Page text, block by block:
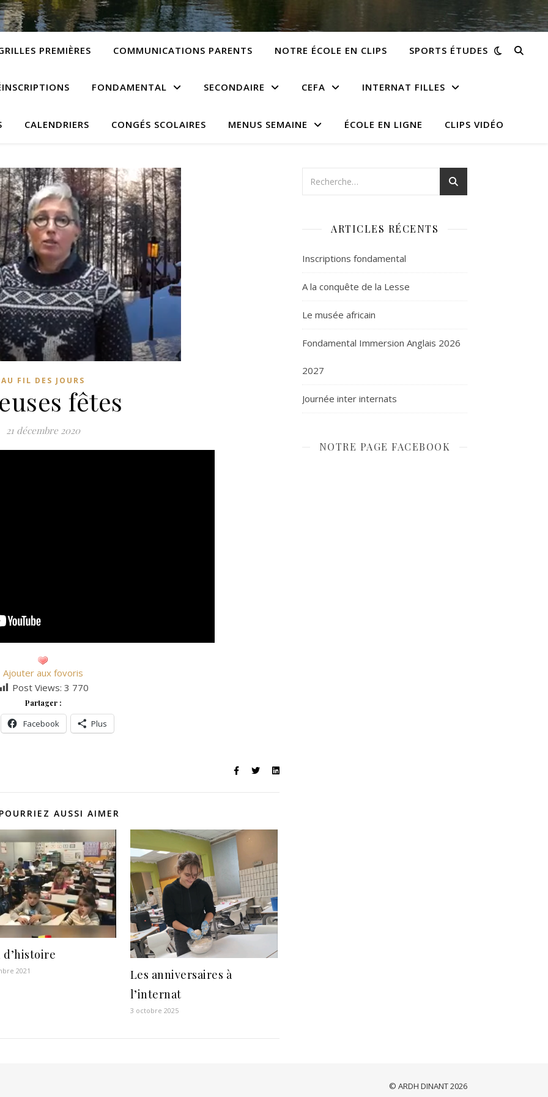
PREMIÈRES COMMUNICATIONS PARENTS NOTRE ÉCOLE EN CLIPS SPORTS ÉTUDES
FONDAMENTAL SECONDAIRE CEFA INTERNAT FILLES
CALENDRIERS CONGÉS SCOLAIRES MENUS SEMAINE ÉCOLE EN LIGNE CLIPS VIDÉO
AU FIL DES JOURS
fêtes
21 décembre 2020
Ajouter aux fovoris
Post Views: 3 770
Partager :
Facebook Plus
AUSSI AIMER
d’histoire
2021
Les anniversaires à
l’internat
3 octobre 2025
ARTICLES RÉCENTS
Inscriptions fondamental
A la conquête de la Lesse
Le musée africain
Fondamental Immersion Anglais 2026
2027
Journée inter internats
NOTRE PAGE FACEBOOK
© ARDH DINANT 2026